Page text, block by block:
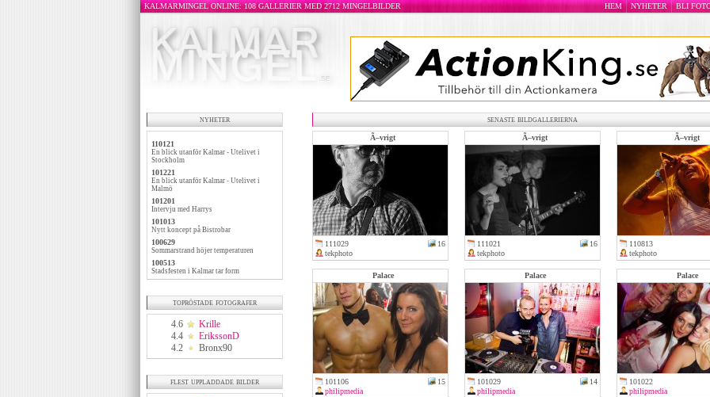
KALMARMINGEL ONLINE: 108 GALLERIER MED 2712 MINGELBILDER BLI
NYHETER
HEM
nyheter
110121
En blick utanför Kalmar - Utelivet i
Stockholm
101221
En blick utanför Kalmar - Utelivet i
Malmö
101201
Intervju med Harrys
101013
Nytt koncept på Bistrobar
100629
Sommarstrand höjer temperaturen
100513
Stadsfesten i Kalmar tar form
topröstade fotografer
4.6
Krille
4.4
ErikssonD
4.2
Bronx90
flest uppladdade bilder
senaste bildgallerierna
Ã–vrigt
111029
16
tekphoto
Ã–vrigt
111021
16
tekphoto
Ã–vrigt
110813
tekphoto
Palace
101106
15
philipmedia
Palace
101029
14
philipmedia
Palace
101022
philipmedia